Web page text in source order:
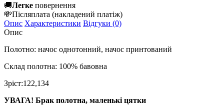
🚚Легке повернення
💸Післяплата (накладений платіж)
Опис Характеристики Відгуки (0)
Опис
Полотно: начос однотонний, начос принтований
Склад полотна: 100% бавовна
Зріст:122,134
УВАГА! Брак полотна, маленькі цятки